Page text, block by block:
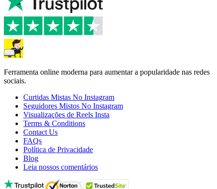
Ferramenta online moderna para aumentar a popularidade nas redes
sociais.
Curtidas Mistas No Instagram
Seguidores Mistos No Instagram
Visualizações de Reels Insta
Terms & Conditions
Contact Us
FAQs
Política de Privacidade
Blog
Leia nossos comentários